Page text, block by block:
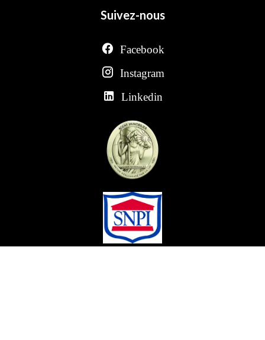
Suivez-nous
Facebook
Instagram
Linkedin